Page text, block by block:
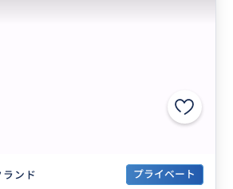
ランド プライベート